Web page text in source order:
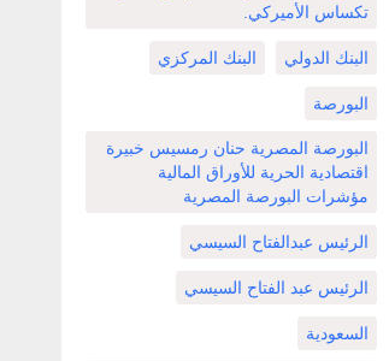
تكساس الأميركي.
البنك الدولي البنك المركزي
البورصة
البورصة المصرية حنان رمسيس خبيرة
اقتصادية الحرية للأوراق المالية
مؤشرات البورصة المصرية
الرئيس عبدالفتاح السيسي
الرئيس عبد الفتاح السيسي
السعودية